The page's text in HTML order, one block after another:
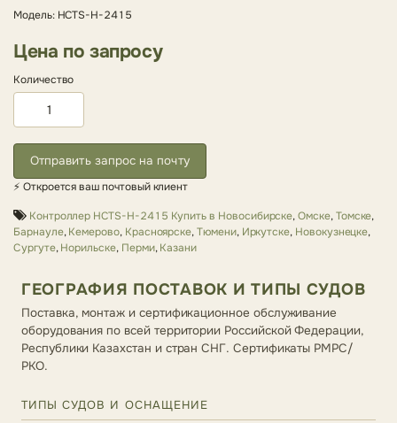
Модель: HCTS-H-2415
Цена по запросу
Количество
Отправить запрос на почту
⚡ Откроется ваш почтовый клиент
Контроллер HCTS-H-2415 Купить в Новосибирске,Омске,Томске,
Барнауле,Кемерово, Красноярске,Тюмени, Иркутске, Новокузнецке,
Сургуте,Норильске, Перми,Казани
ГЕОГРАФИЯ ПОСТАВОК И ТИПЫ СУДОВ
Поставка, монтаж и сертификационное обслуживание
оборудования по всей территории Российской Федерации,
Республики Казахстан и стран СНГ. Сертификаты РМРС/
РКО.
ТИПЫ СУДОВ И ОСНАЩЕНИЕ